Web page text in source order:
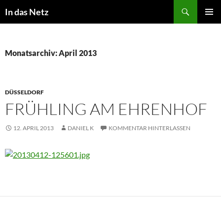
Inhalt
In das Netz
Monatsarchiv: April 2013
DÜSSELDORF
FRÜHLING AM EHRENHOF
12. APRIL 2013 DANIEL K KOMMENTAR HINTERLASSEN